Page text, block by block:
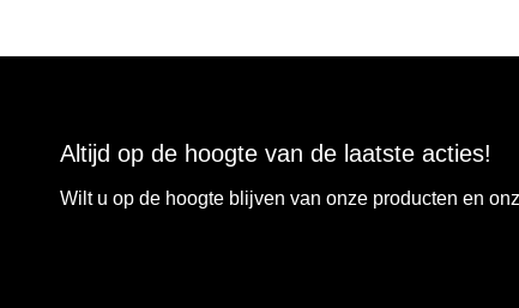
Altijd op de hoogte van de laatste acties!
Wilt u op de hoogte blijven van onze producten en